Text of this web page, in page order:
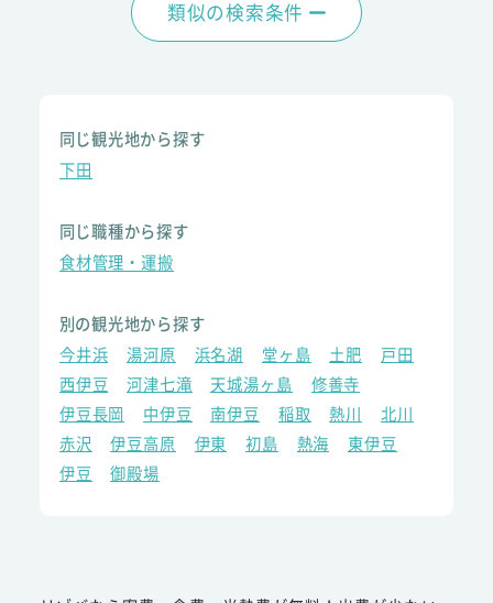
類似の検索条件
同じ観光地から探す
下田
同じ職種から探す
食材管理・運搬
別の観光地から探す
今井浜
湯河原 浜名湖 堂ヶ島 土肥
戸田
西伊豆
河津七滝 天城湯ヶ島
修善寺
伊豆長岡
中伊豆 南伊豆 稲取 熱川
北川
赤沢
伊豆高原 伊東 初島 熱海
東伊豆
伊豆
御殿場